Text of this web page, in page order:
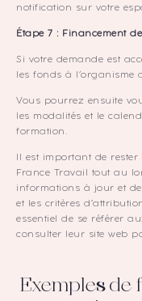
notification sur votre
Étape 7 : Financement
Si votre demande est
les fonds à l’organisme
Vous pourrez ensuite
les modalités et le
formation.
Il est important de
France Travail tout au
informations à jour et
et les critères
essentiel de se référer
consulter leur site web
Exemples